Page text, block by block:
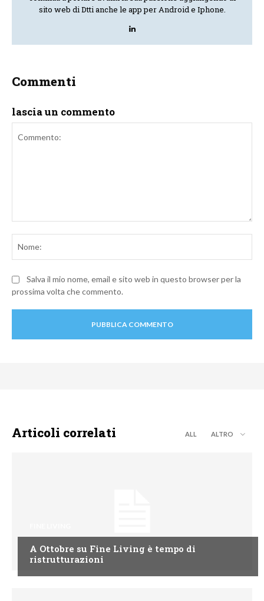
sito web di Dtti anche le app per Android e Iphone.
Commenti
lascia un commento
Salva il mio nome, email e sito web in questo browser per la
prossima volta che commento.
Articoli correlati ALL ALTRO
A Ottobre su Fine Living è tempo di
ristrutturazioni